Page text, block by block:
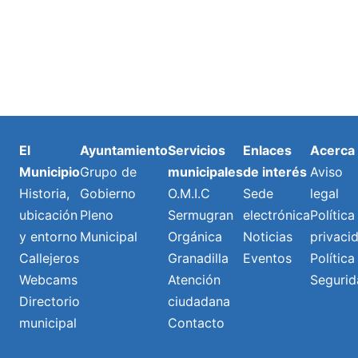
El
Municipio
Historia,
ubicación
y entorno
Callejeros
Webcams
Directorio
municipal
Ayuntamiento
Grupo de
Gobierno
Pleno
Municipal
Servicios
municipales
O.M.I.C
Sermugran
Orgánica
Granadilla
Atención
ciudadana
Contacto
Enlaces
de interés
Sede
electrónica
Noticias
Eventos
Acerca
Aviso
legal
Política
Política